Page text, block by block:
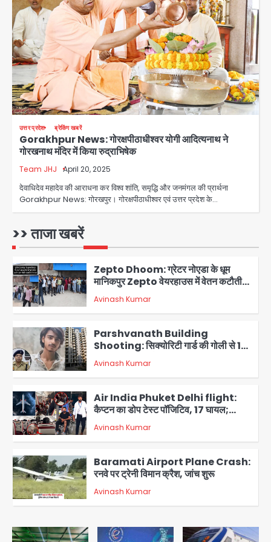
उत्तर प्रदेश ब्रेकिंग खबरें
Gorakhpur News: गोरक्षपीठाधीश्वर योगी आदित्यनाथ ने
गोरखनाथ मंदिर में किया रुद्राभिषेक
Team JHJ April 20, 2025
देवाधिदेव महादेव की आराधना कर विश्व शांति, समृद्धि और जनमंगल की प्रार्थना
Gorakhpur News: गोरखपुर। गोरक्षपीठाधीश्वर एवं उत्तर प्रदेश के…
>> ताजा खबरें
3
Parshvanath Building
Shooting: सिक्योरिटी गार्ड की गोली से 17
वर्षीय किशोर की मौत
Avinash Kumar
4
Air India Phuket Delhi flight:
कैप्टन का डोप टेस्ट पॉजिटिव, 17 घायल;
DGCA जांच जारी
Avinash Kumar
Baramati Airport Plane Crash:
रनवे पर ट्रेनी विमान क्रैश, जांच शुरू
Avinash Kumar
1
Shaheen Bagh News: बारिश के बाद
2
Zepto Dhoom: ग्रेटर नोएडा के धूम
मानिकपुर Zepto वेयरहाउस में वेतन कटौती
को लेकर 100 से ज्यादा कर्मचारियों का विरोध
प्रदर्शन
Avinash Kumar
3
Parshvanath Building
Shooting: सिक्योरिटी गार्ड की गोली से 17
वर्षीय किशोर की मौत
Avinash Kumar
4
Air India Phuket Delhi flight:
कैप्टन का डोप टेस्ट पॉजिटिव, 17 घायल;
DGCA जांच जारी
Avinash Kumar
5
Baramati Airport Plane Crash:
रनवे पर ट्रेनी विमान क्रैश, जांच शुरू
Avinash Kumar
Shaheen Bagh News: बारिश के बाद
शाहीन बाग में जलभराव और गड्ढे, सीवर काम से